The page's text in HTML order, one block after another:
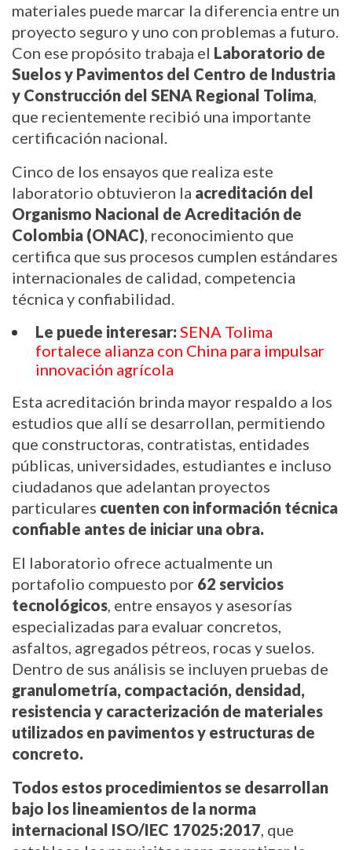
materiales puede marcar la diferencia entre un
proyecto seguro y uno con problemas a futuro.
Con ese propósito trabaja el Laboratorio de
Suelos y Pavimentos del Centro de Industria
y Construcción del SENA Regional Tolima,
que recientemente recibió una importante
certificación nacional.
Cinco de los ensayos que realiza este
laboratorio obtuvieron la acreditación del
Organismo Nacional de Acreditación de
Colombia (ONAC), reconocimiento que
certifica que sus procesos cumplen estándares
internacionales de calidad, competencia
técnica y confiabilidad.
Le puede interesar: SENA Tolima
fortalece alianza con China para impulsar
innovación agrícola
Esta acreditación brinda mayor respaldo a los
estudios que allí se desarrollan, permitiendo
que constructoras, contratistas, entidades
públicas, universidades, estudiantes e incluso
ciudadanos que adelantan proyectos
particulares cuenten con información técnica
confiable antes de iniciar una obra.
El laboratorio ofrece actualmente un
portafolio compuesto por 62 servicios
tecnológicos, entre ensayos y asesorías
especializadas para evaluar concretos,
asfaltos, agregados pétreos, rocas y suelos.
granulometría, compactación, densidad,
resistencia y caracterización de materiales
utilizados en pavimentos y estructuras de
concreto.
Todos estos procedimientos se desarrollan
bajo los lineamientos de la norma
internacional ISO/IEC 17025:2017, que